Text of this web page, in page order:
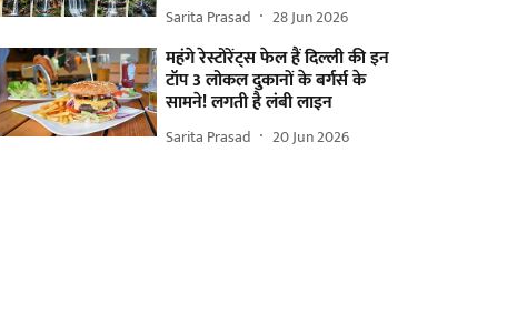
Sarita Prasad 28 Jun 2026
महंगे रेस्टोरेंट्स फेल हैं दिल्ली की इन
टॉप 3 लोकल दुकानों के बर्गर्स के
सामने! लगती है लंबी लाइन
Sarita Prasad 20 Jun 2026